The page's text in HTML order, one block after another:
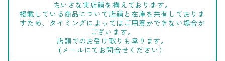
ちいさな実店舗を構えております。
掲載している商品について店舗と在庫を共有しておりま
すため、タイミングによってはご用意ができない場合が
ございます。
店頭でのお受け取りも承ります。
(メールにてお問合せください）